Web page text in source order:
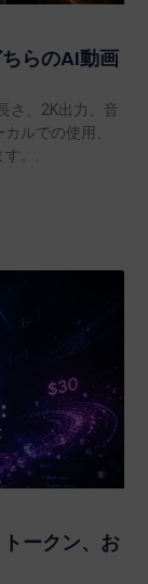
らのAI動画
さ、2K出力、音
ルでの使用、
。.
ークン、お